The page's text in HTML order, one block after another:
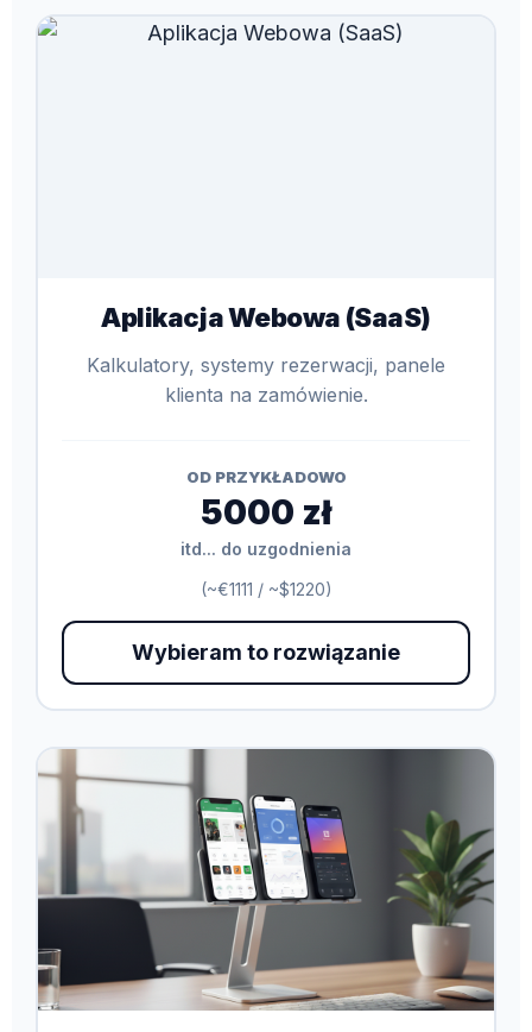
Aplikacja Webowa (SaaS)
Kalkulatory, systemy rezerwacji, panele
klienta na zamówienie.
OD PRZYKŁADOWO
5000 zł
itd... do uzgodnienia
(~€1111 / ~$1220)
Wybieram to rozwiązanie